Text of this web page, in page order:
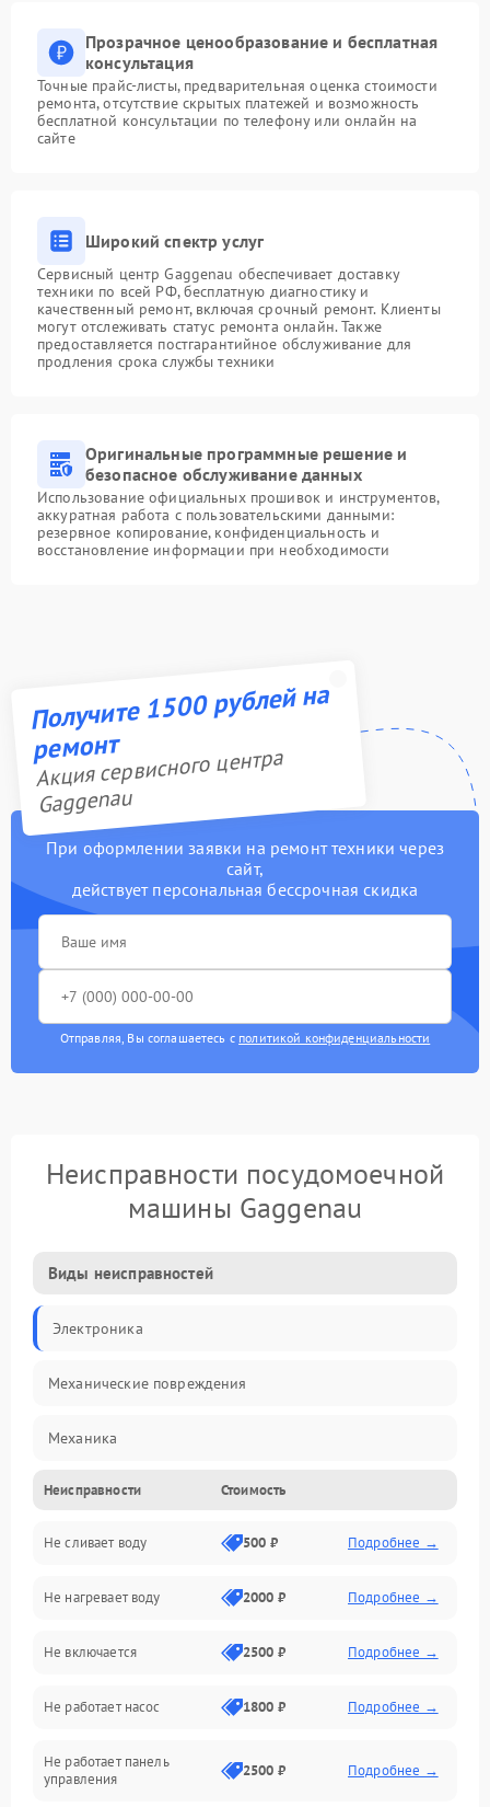
Прозрачное ценообразование и бесплатная
консультация
Точные прайс-листы, предварительная оценка стоимости
ремонта, отсутствие скрытых платежей и возможность
бесплатной консультации по телефону или онлайн на
сайте
Широкий спектр услуг
Сервисный центр Gaggenau обеспечивает доставку
техники по всей РФ, бесплатную диагностику и
качественный ремонт, включая срочный ремонт. Клиенты
могут отслеживать статус ремонта онлайн. Также
предоставляется постгарантийное обслуживание для
продления срока службы техники
Оригинальные программные решение и
безопасное обслуживание данных
Использование официальных прошивок и инструментов,
аккуратная работа с пользовательскими данными:
резервное копирование, конфиденциальность и
восстановление информации при необходимости
Получите 1500 рублей на
ремонт
Акция сервисного центра
Gaggenau
При оформлении заявки на ремонт техники через
сайт,
действует персональная бессрочная скидка
Отправляя, Вы соглашаетесь с политикой конфиденциальности
Неисправности посудомоечной
машины Gaggenau
Виды неисправностей
Электроника
Механические повреждения
Механика
Управление
Электропитание
Датчики
Нагрев
Вода
Гигиена
Неисправности Стоимость
Не сливает воду 500 ₽ Подробнее →
Не нагревает воду 2000 ₽ Подробнее →
Не включается 2500 ₽ Подробнее →
Не работает насос 1800 ₽ Подробнее →
Не работает панель
управления
2500 ₽ Подробнее →